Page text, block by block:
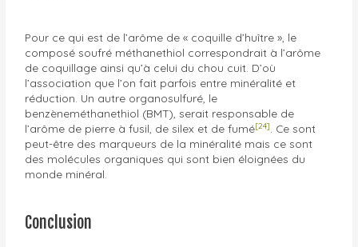
Pour ce qui est de l’arôme de « coquille d’huître », le
composé soufré méthanethiol correspondrait à l’arôme
de coquillage ainsi qu’à celui du chou cuit. D’où
l’association que l’on fait parfois entre minéralité et
réduction. Un autre organosulfuré, le
benzèneméthanethiol (BMT), serait responsable de
l’arôme de pierre à fusil, de silex et de fumé[24]
. Ce sont
peut-être des marqueurs de la minéralité mais ce sont
des molécules organiques qui sont bien éloignées du
monde minéral.
Conclusion